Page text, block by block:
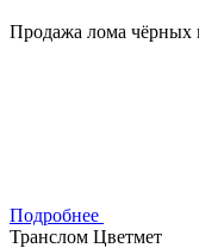
Продажа лома чёрных
Подробнее
Транслом Цветмет